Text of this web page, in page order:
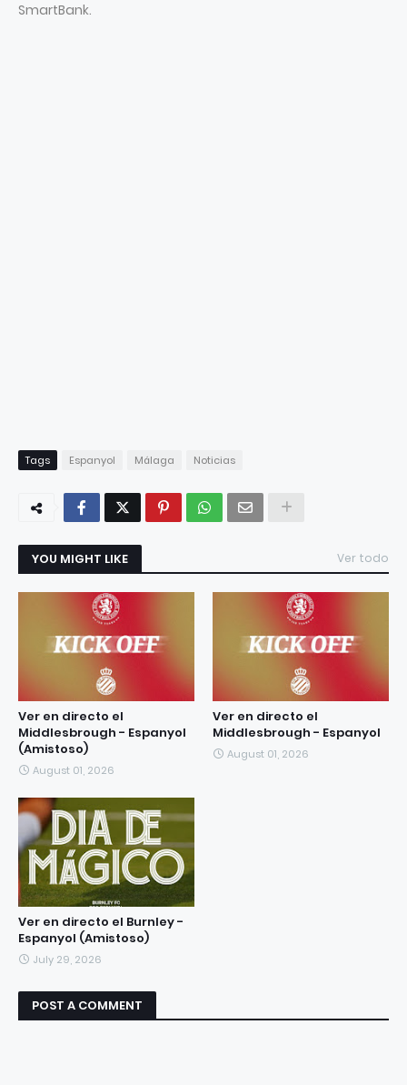
SmartBank.
Tags Espanyol Málaga Noticias
YOU MIGHT LIKE Ver todo
Ver en directo el
Middlesbrough - Espanyol
(Amistoso)
August 01, 2026
Ver en directo el
Middlesbrough - Espanyol
August 01, 2026
Ver en directo el Burnley -
Espanyol (Amistoso)
July 29, 2026
POST A COMMENT